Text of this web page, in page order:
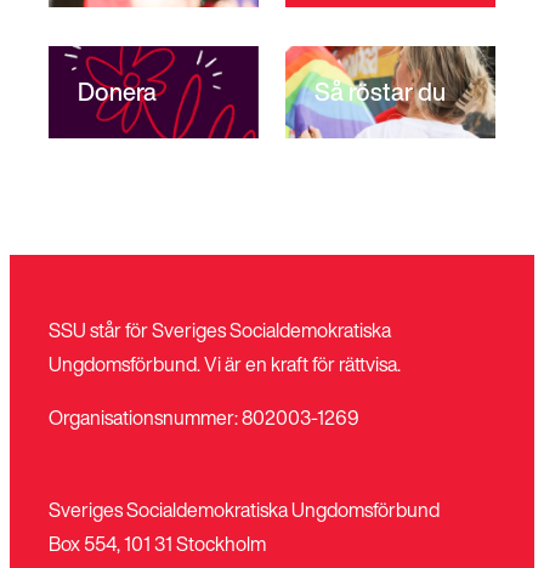
Donera Så röstar du
SSU står för Sveriges Socialdemokratiska
Ungdomsförbund. Vi är en kraft för rättvisa.
Organisationsnummer: 802003-1269
Sveriges Socialdemokratiska Ungdomsförbund
Box 554, 101 31 Stockholm